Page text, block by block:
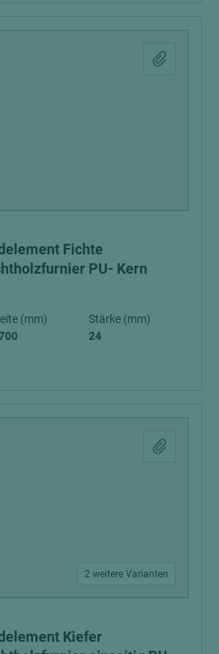
Fichte
PU- Kern
(mm)
Stärke (mm)
24
2 weitere Varianten
Kiefer